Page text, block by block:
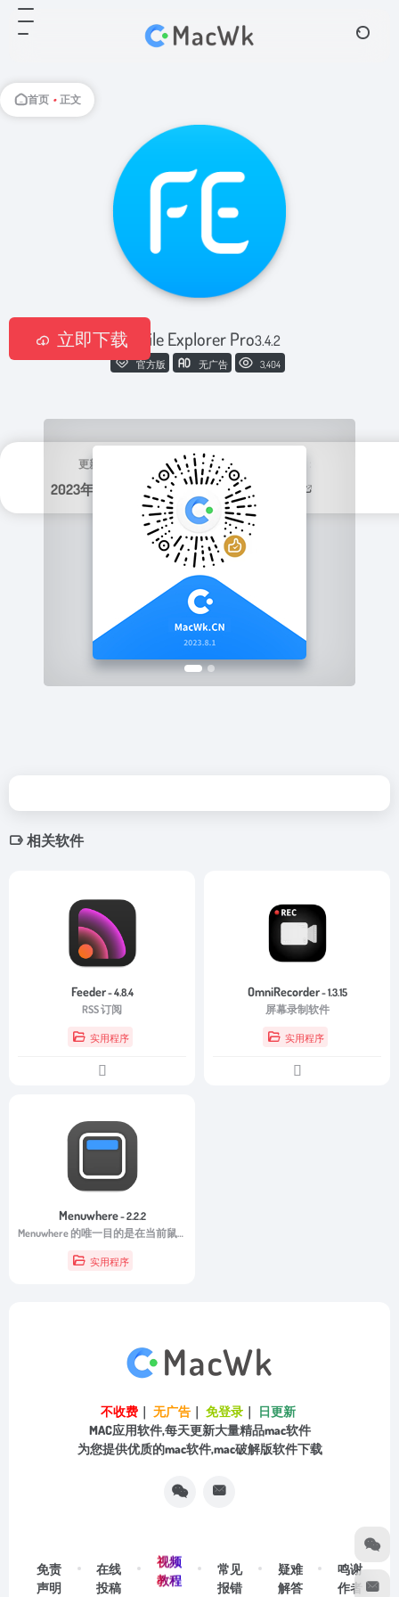
首页 • 正文
FE File Explorer Pro3.4.2
官方版 无广告 3,404
更新日期：
2023年 9月 22日 实用程序
立即下载
相关软件
Feeder- 4.8.4
RSS 订阅
实用程序
OmniRecorder- 1.3.15
屏幕录制软件
实用程序
Menuwhere- 2.2.2
Menuwhere 的唯一目的是在当前鼠标位置显示最前面的应用程序菜单。
实用程序
不收费 ｜ 无广告 ｜ 免登录 ｜
日更新
MAC应用软件,每天更新大量精品mac软件
为您提供优质的mac软件,mac破解版软件下载
免责
声明
在线
投稿
视频
教程
常见
报错
疑难
解答
鸣谢
作者